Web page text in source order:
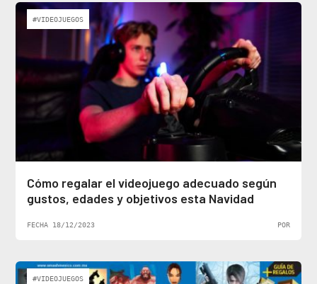
#VIDEOJUEGOS
Cómo regalar el videojuego adecuado según
gustos, edades y objetivos esta Navidad
FECHA 18/12/2023 POR
#VIDEOJUEGOS